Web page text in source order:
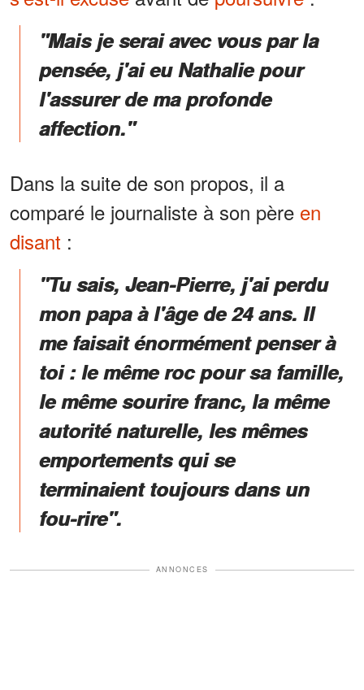
"Mais je serai avec vous par la
pensée, j'ai eu Nathalie pour
l'assurer de ma profonde
affection."
Dans la suite de son propos, il a
comparé le journaliste à son père en
disant :
"Tu sais, Jean-Pierre, j'ai perdu
mon papa à l'âge de 24 ans. Il
me faisait énormément penser à
toi : le même roc pour sa famille,
le même sourire franc, la même
autorité naturelle, les mêmes
emportements qui se
terminaient toujours dans un
fou-rire".
ANNONCES